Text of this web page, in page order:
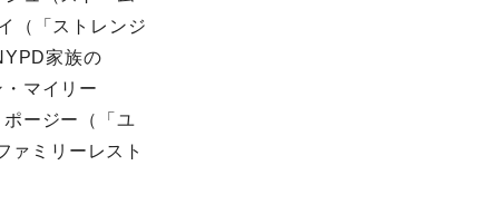
（「ストレンジ
家族の
マイリー
ージー（「ユ
ァミリーレスト